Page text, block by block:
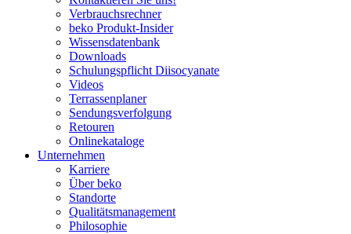
Verbrauchsrechner
beko Produkt-Insider
Wissensdatenbank
Downloads
Schulungspflicht Diisocyanate
Videos
Terrassenplaner
Sendungsverfolgung
Retouren
Onlinekataloge
Unternehmen
Karriere
Über beko
Standorte
Qualitätsmanagement
Philosophie